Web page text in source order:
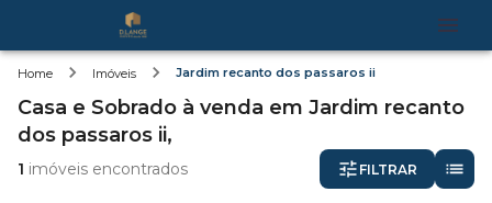
Home Imóveis Jardim recanto dos passaros ii
Casa e Sobrado à venda em Jardim recanto
dos passaros ii,
1 imóveis encontrados FILTRAR